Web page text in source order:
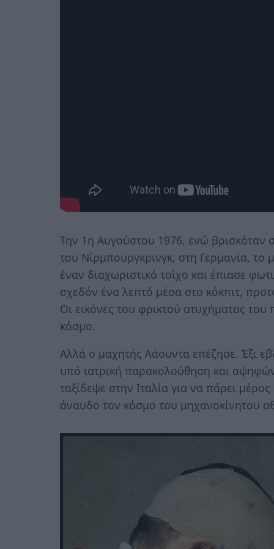
Την 1η Αυγούστου 1976, ενώ βρισκόταν
του Νίρμπουργκρινγκ, στη Γερμανία,
έναν διαχωριστικό τοίχο και έπιασε
σχεδόν ένα λεπτό μέσα στο κόκπιτ,
Οι εικόνες του φρικτού ατυχήματος
κόσμο.
Αλλά ο μαχητής Λάουντα επέζησε. Έξι
υπό ιατρική παρακολούθηση και
ταξίδεψε στην Ιταλία για να πάρει
άναυδο τον κόσμο του μηχανοκίνητου